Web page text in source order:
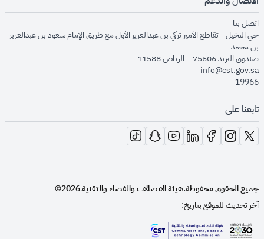
اتصل بنا
حي النخيل - تقاطع الأمير تركي بن عبدالعزيز الأول مع طريق الإمام سعود بن عبدالعزيز
بن محمد
صندوق البريد 75606 – الرياض 11588
info@cst.gov.sa
19966
تابعنا على
opens in new window
opens in new window
opens in new window
opens in new window
opens in new window
opens in new window
opens in new window
جميع الحقوق محفوظة.هيئة الاتصالات والفضاء والتقنية.
2026©
آخر تحديث للموقع بتاريخ: